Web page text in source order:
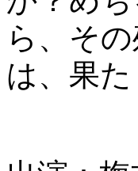
ら、そ
は、果